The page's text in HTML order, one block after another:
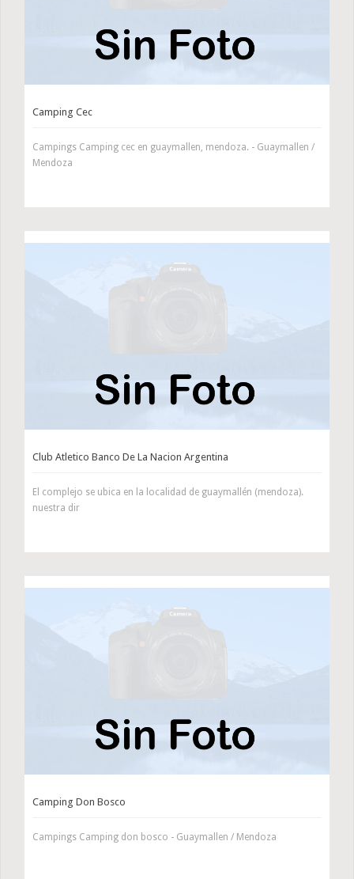
Camping Cec
Campings Camping cec en guaymallen, mendoza. - Guaymallen /
Mendoza
Club Atletico Banco De La Nacion Argentina
El complejo se ubica en la localidad de guaymallén (mendoza).
nuestra dir
Camping Don Bosco
Campings Camping don bosco - Guaymallen / Mendoza